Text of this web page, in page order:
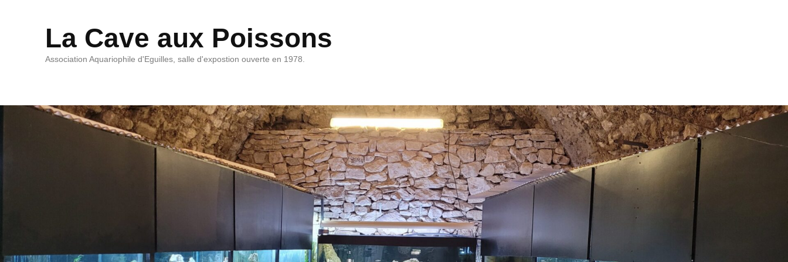
La Cave aux Poissons
Association Aquariophile d'Eguilles, salle d'expostion ouverte en 1978.